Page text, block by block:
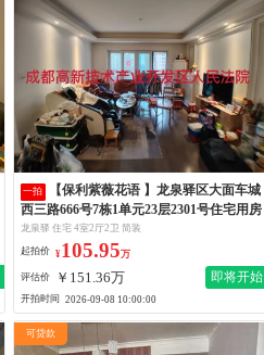
一拍
西三路666号7栋1单元23层2301号住宅用房
龙泉驿 住宅 4室2厅2卫 简装
起拍价 ¥105.95万
评估价 ￥151.36万 即将开始
开拍时间 2026-09-08 10:00:00
可贷款